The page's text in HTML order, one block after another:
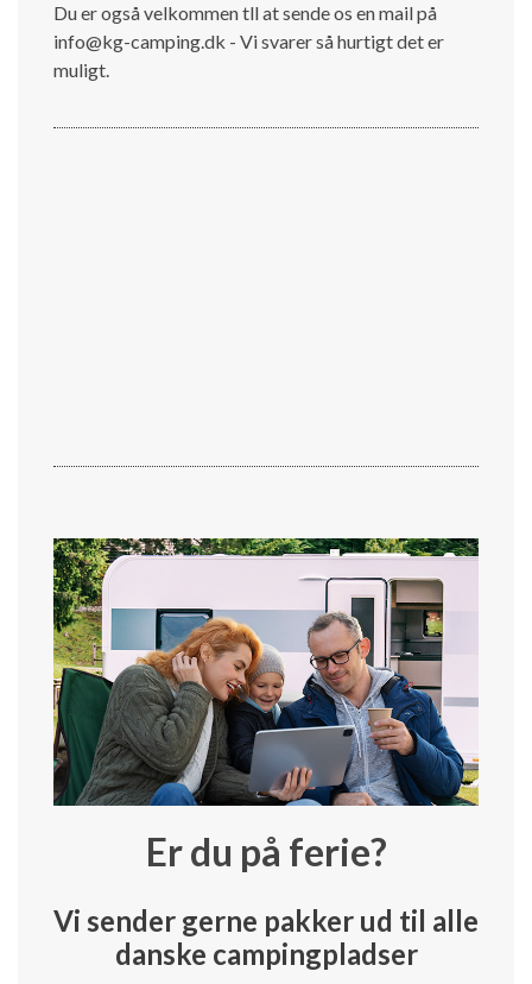
Du er også velkommen tll at sende os en mail på
info@kg-camping.dk - Vi svarer så hurtigt det er
muligt.
Er du på ferie?
Vi sender gerne pakker ud til alle
danske campingpladser